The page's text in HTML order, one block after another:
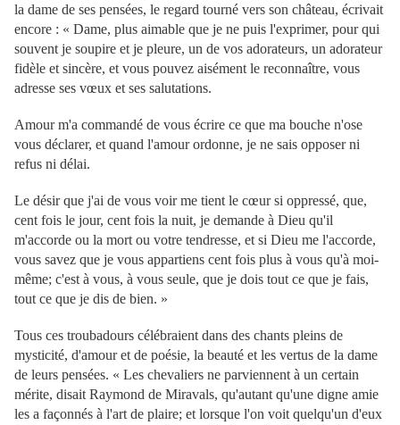
la dame de ses pensées, le regard tourné vers son château, écrivait
encore : « Dame, plus aimable que je ne puis l'exprimer, pour qui
souvent je soupire et je pleure, un de vos adorateurs, un adorateur
fidèle et sincère, et vous pouvez aisément le reconnaître, vous
adresse ses vœux et ses salutations.
Amour m'a commandé de vous écrire ce que ma bouche n'ose
vous déclarer, et quand l'amour ordonne, je ne sais opposer ni
refus ni délai.
Le désir que j'ai de vous voir me tient le cœur si oppressé, que,
cent fois le jour, cent fois la nuit, je demande à Dieu qu'il
m'accorde ou la mort ou votre tendresse, et si Dieu me l'accorde,
vous savez que je vous appartiens cent fois plus à vous qu'à moi-
même; c'est à vous, à vous seule, que je dois tout ce que je fais,
tout ce que je dis de bien. »
Tous ces troubadours célébraient dans des chants pleins de
mysticité, d'amour et de poésie, la beauté et les vertus de la dame
de leurs pensées. « Les chevaliers ne parviennent à un certain
mérite, disait Raymond de Miravals, qu'autant qu'une digne amie
les a façonnés à l'art de plaire; et lorsque l'on voit quelqu'un d'eux